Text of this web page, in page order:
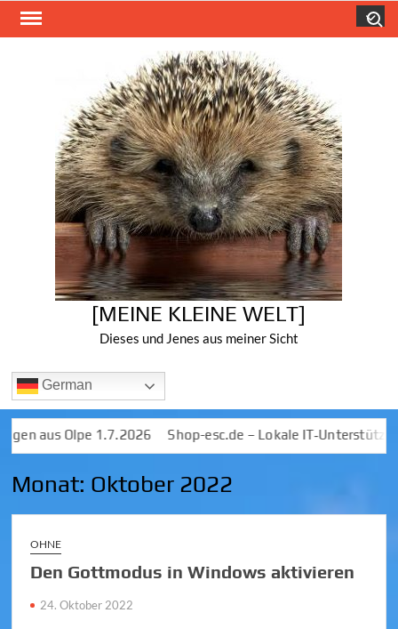
Skip
[MEINE KLEINE WELT]
Dieses und Jenes aus meiner Sicht
German
aus Olpe 1.7.2026 Shop-esc.de – Lokale IT‑Unterstützung
Monat: Oktober 2022
OHNE
Den Gottmodus in Windows aktivieren
24. Oktober 2022